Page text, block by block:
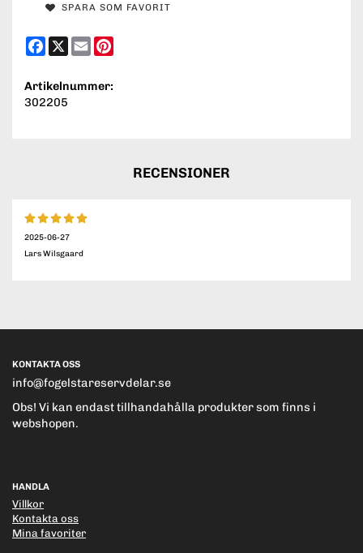
SPARA SOM FAVORIT
Facebook
X Email
Artikelnummer:
302205
RECENSIONER
2025-06-27
Lars Wilsgaard
KONTAKTA OSS
info@fogelstareservdelar.se
Obs! Vi kan endast tillhandahålla produkter som finns i
webshopen.
HANDLA
Villkor
Kontakta oss
Mina favoriter